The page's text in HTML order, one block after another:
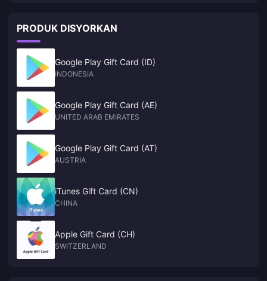
PRODUK DISYORKAN
Google Play Gift Card (ID)
INDONESIA
Google Play Gift Card (AE)
UNITED ARAB EMIRATES
Google Play Gift Card (AT)
AUSTRIA
iTunes Gift Card (CN)
CHINA
Apple Gift Card (CH)
SWITZERLAND